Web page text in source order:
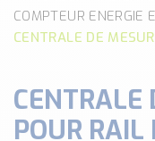
DETECTION
ENREGISTREUR
Voir toutes les
COMPTEUR ENERGIE
CENTRALE DE
CENTRALE
POUR